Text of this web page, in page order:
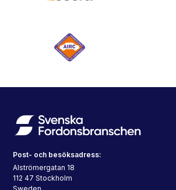
Post- och besöksadress:
Alströmergatan 18
112 47 Stockholm